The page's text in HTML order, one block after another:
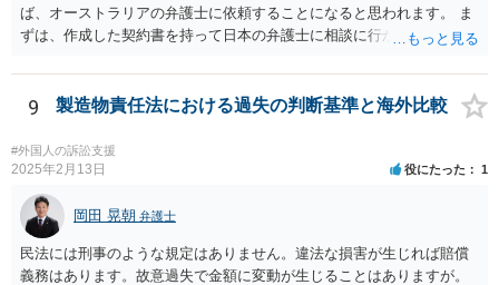
ば、オーストラリアの弁護士に依頼することになると思われます。 ま
ずは、作成した契約書を持って日本の弁護士に相談に行かれて、契約
9 製造物責任法における過失の判断基準と海外比較
#外国人の訴訟支援
2025年2月13日 役にたった 1
岡田 晃朝 弁護士
民法には刑事のような規定はありません。違法な損害が生じれば賠償
義務はあります。故意過失で金額に変動が生じることはありますが。